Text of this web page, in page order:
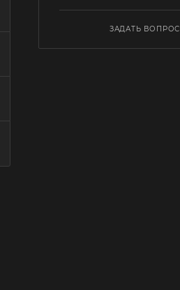
ЗАДАТЬ ВОПРОС